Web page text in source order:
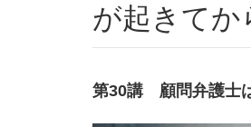
が起きてか
第30講 顧問弁護士